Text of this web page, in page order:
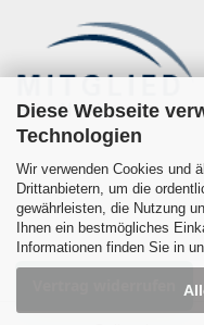
Diese Webseite
Technologien
Wir verwenden Cookies und
Drittanbietern, um die
gewährleisten, die Nutzung
Ihnen ein bestmögliches
Informationen finden Sie in